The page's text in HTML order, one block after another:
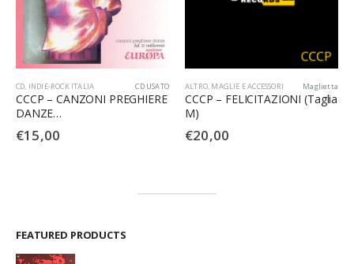
CD USATO
CD, INDIE-ROCK ITALIA
CCCP – CANZONI PREGHIERE
DANZE…
€15,00
Maglietta
ALTRO, MAGLIE E ACCESSORI
CCCP – FELICITAZIONI (Taglia
M)
€20,00
FEATURED PRODUCTS